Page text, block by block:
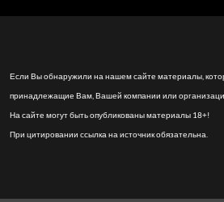
Если Вы обнаружили на нашем сайте материалы,
принадлежащие Вам, Вашей компании или
На сайте могут быть опубликованы материалы 18+!
При цитировании ссылка на источник обязательна.